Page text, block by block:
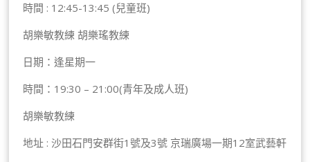
時間 : 12:45-13:45 (兒童班)
胡樂敏教練 胡樂瑤教練
日期：逢星期一
時間：19:30 – 21:00(青年及成人班)
胡樂敏教練
地址 : 沙田石門安群街1號及3號 京瑞廣場一期12室武藝軒